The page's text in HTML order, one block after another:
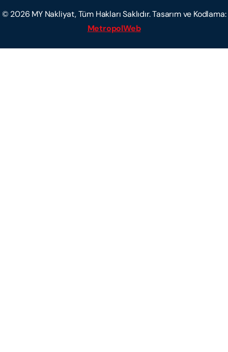
© 2026 MY Nakliyat, Tüm Hakları Saklıdır. Tasarım ve Kodlama:
MetropolWeb